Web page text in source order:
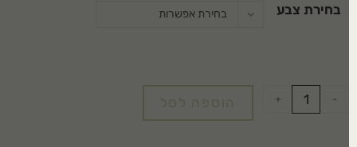
בחירת צבע בחירת אפשרות
הוספה לסל